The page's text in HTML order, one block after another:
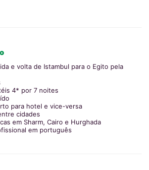
e volta de Istambul para o Egito pela
4* por 7 noites
para hotel e vice-versa
cidades
em Sharm, Cairo e Hurghada
em português